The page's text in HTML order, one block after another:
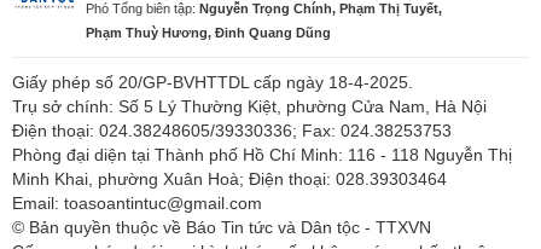
Phó Tổng biên tập: Nguyễn Trọng Chính, Phạm Thị Tuyết,
Phạm Thuỳ Hương, Đinh Quang Dũng
Giấy phép số 20/GP-BVHTTDL cấp ngày 18-4-2025.
Trụ sở chính: Số 5 Lý Thường Kiệt, phường Cửa Nam, Hà Nội
Điện thoại: 024.38248605/39330336; Fax: 024.38253753
Phòng đại diện tại Thành phố Hồ Chí Minh: 116 - 118 Nguyễn Thị
Minh Khai, phường Xuân Hoà; Điện thoại: 028.39303464
Email: toasoantintuc@gmail.com
© Bản quyền thuộc về Báo Tin tức và Dân tộc - TTXVN